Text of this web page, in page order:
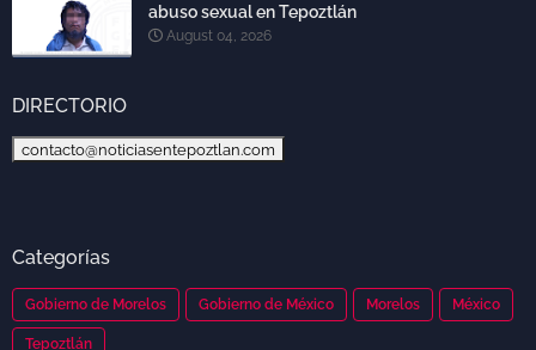
abuso sexual en Tepoztlán
August 04, 2026
DIRECTORIO
contacto@noticiasentepoztlan.com
Categorías
Gobierno de Morelos Gobierno de México Morelos México
Tepoztlán